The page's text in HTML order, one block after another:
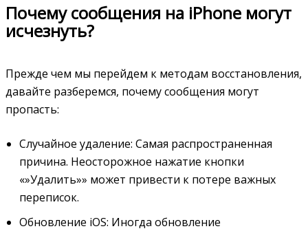
Почему сообщения на iPhone могут
исчезнуть?
Прежде чем мы перейдем к методам восстановления,
давайте разберемся, почему сообщения могут
пропасть:
Случайное удаление: Самая распространенная
причина. Неосторожное нажатие кнопки
«»Удалить»» может привести к потере важных
переписок.
Обновление iOS: Иногда обновление